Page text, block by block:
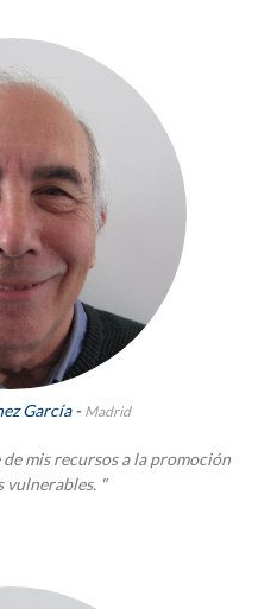
García - Madrid
mis recursos a la promoción
vulnerables. "